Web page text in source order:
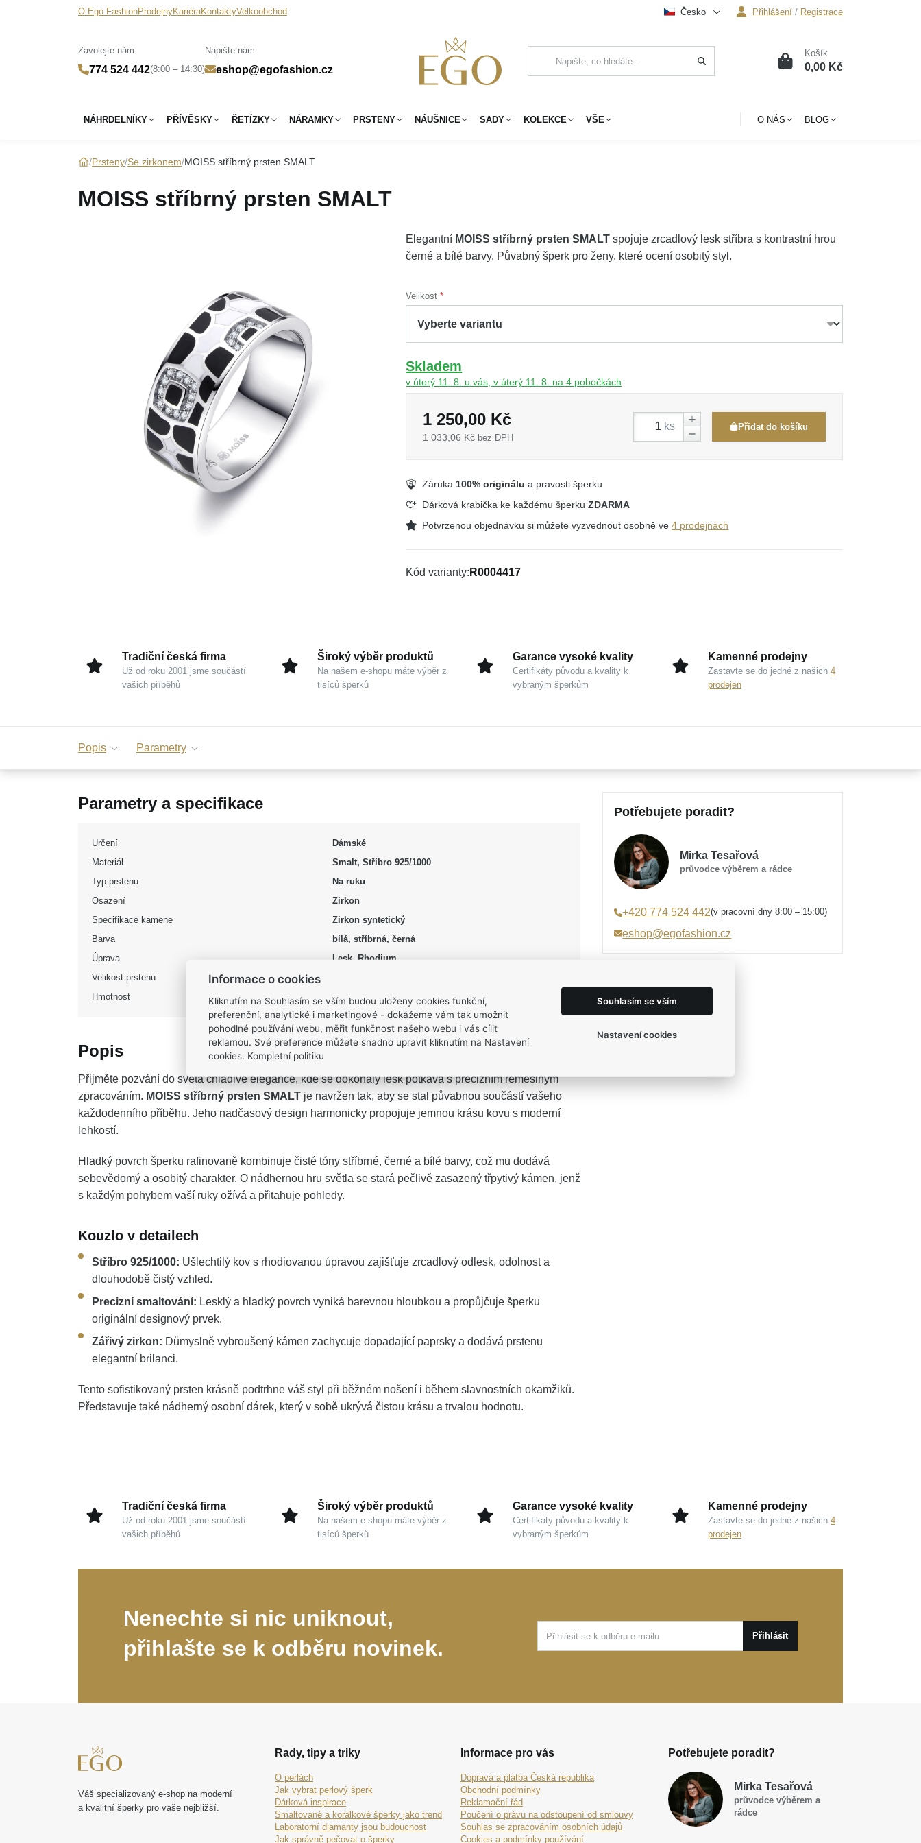
O Ego FashionProdejnyKariéraKontaktyVelkoobchod
Zavolejte nám
774 524 442(8:00 – 14:30)
Napište nám
eshop@egofashion.cz
Česko Přihlášení / Registrace
0 Košík
0,00 Kč
NÁHRDELNÍKY PŘÍVĚSKY ŘETÍZKY NÁRAMKY PRSTENY NÁUŠNICE SADY KOLEKCE VŠE O NÁS BLOG
Prsteny Se zirkonem MOISS stříbrný prsten SMALT
MOISS stříbrný prsten SMALT
Elegantní MOISS stříbrný prsten SMALT spojuje zrcadlový lesk stříbra s kontrastní hrou
černé a bílé barvy. Půvabný šperk pro ženy, které ocení osobitý styl.
Velikost
Skladem
v úterý 11. 8. u vás, v úterý 11. 8. na 4 pobočkách
1 250,00 Kč
1 033,06 Kč bez DPH
ks Přidat do košíku
Záruka 100% originálu a pravosti šperku
Dárková krabička ke každému šperkuZDARMA
Potvrzenou objednávku si můžete vyzvednout osobně ve4 prodejnách
Kód varianty R0004417
Tradiční česká firma
Už od roku 2001 jsme součástí
vašich příběhů
Široký výběr produktů
Na našem e-shopu máte výběr z
tisíců šperků
Garance vysoké kvality
Certifikáty původu a kvality k
vybraným šperkům
Kamenné prodejny
Zastavte se do jedné z našich 4
prodejen
Popis Parametry
Parametry a specifikace
Určení
Dámské
Materiál
Smalt, Stříbro 925/1000
Typ prstenu
Na ruku
Osazení
Zirkon
Specifikace kamene
Zirkon syntetický
Barva
bílá, stříbrná, černá
Úprava
Lesk, Rhodium
Velikost prstenu
Hmotnost
5,75 g
Popis
Přijměte pozvání do světa chladivé elegance, kde se dokonalý lesk potkává s precizním řemeslným
zpracováním. MOISS stříbrný prsten SMALT je navržen tak, aby se stal půvabnou součástí vašeho
každodenního příběhu. Jeho nadčasový design harmonicky propojuje jemnou krásu kovu s moderní
lehkostí.
Hladký povrch šperku rafinovaně kombinuje čisté tóny stříbrné, černé a bílé barvy, což mu dodává
sebevědomý a osobitý charakter. O nádhernou hru světla se stará pečlivě zasazený třpytivý kámen, jenž
s každým pohybem vaší ruky ožívá a přitahuje pohledy.
Kouzlo v detailech
Stříbro 925/1000: Ušlechtilý kov s rhodiovanou úpravou zajišťuje zrcadlový odlesk, odolnost a
dlouhodobě čistý vzhled.
Precizní smaltování: Lesklý a hladký povrch vyniká barevnou hloubkou a propůjčuje šperku
originální designový prvek.
Zářivý zirkon: Důmyslně vybroušený kámen zachycuje dopadající paprsky a dodává prstenu
elegantní brilanci.
Tento sofistikovaný prsten krásně podtrhne váš styl při běžném nošení i během slavnostních okamžiků.
Představuje také nádherný osobní dárek, který v sobě ukrývá čistou krásu a trvalou hodnotu.
Potřebujete poradit?
Mirka Tesařová
průvodce výběrem a rádce
+420 774 524 442(v pracovní dny 8:00 – 15:00)
eshop@egofashion.cz
Tradiční česká firma
Už od roku 2001 jsme součástí
vašich příběhů
Široký výběr produktů
Na našem e-shopu máte výběr z
tisíců šperků
Garance vysoké kvality
Certifikáty původu a kvality k
vybraným šperkům
Kamenné prodejny
Zastavte se do jedné z našich 4
prodejen
Nenechte si nic uniknout,
přihlašte se k odběru novinek.
Přihlásit
Váš specializovaný e-shop na moderní
a kvalitní šperky pro vaše nejbližší.
Rady, tipy a triky
O perlách
Jak vybrat perlový šperk
Dárková inspirace
Smaltované a korálkové šperky jako trend
Laboratorní diamanty jsou budoucnost
Jak správně pečovat o šperky
Informace pro vás
Doprava a platba Česká republika
Obchodní podmínky
Reklamační řád
Poučení o právu na odstoupení od smlouvy
Souhlas se zpracováním osobních údajů
Cookies a podmínky používání
Potřebujete poradit?
Mirka Tesařová
průvodce výběrem a
rádce
Informace o cookies
Kliknutím na Souhlasím se vším budou uloženy cookies funkční,
preferenční, analytické i marketingové - dokážeme vám tak umožnit
pohodlné používání webu, měřit funkčnost našeho webu i vás cílit
reklamou. Své preference můžete snadno upravit kliknutím na Nastavení
cookies. Kompletní politiku
Souhlasím se vším
Nastavení cookies